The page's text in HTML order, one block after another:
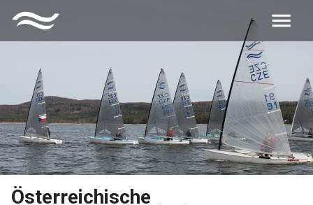
Österreichische